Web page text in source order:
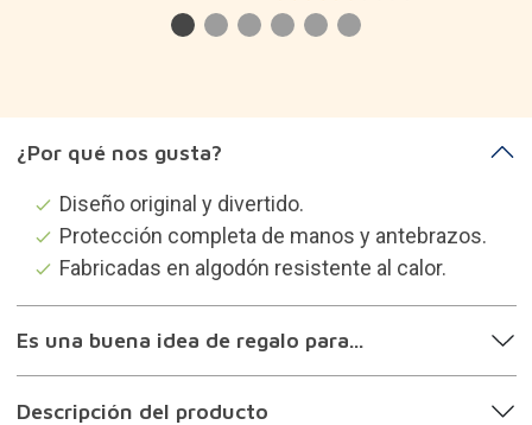
¿Por qué nos gusta?
Diseño original y divertido.
Protección completa de manos y antebrazos.
Fabricadas en algodón resistente al calor.
Es una buena idea de regalo para...
Descripción del producto